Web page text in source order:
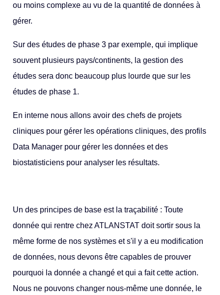
ou moins complexe au vu de la quantité de données à
gérer.
Sur des études de phase 3 par exemple, qui implique
souvent plusieurs pays/continents, la gestion des
études sera donc beaucoup plus lourde que sur les
études de phase 1.
En interne nous allons avoir des chefs de projets
cliniques pour gérer les opérations cliniques, des profils
Data Manager pour gérer les données et des
biostatisticiens pour analyser les résultats.
Un des principes de base est la traçabilité : Toute
donnée qui rentre chez ATLANSTAT doit sortir sous la
même forme de nos systèmes et s'il y a eu modification
de données, nous devons être capables de prouver
pourquoi la donnée a changé et qui a fait cette action.
Nous ne pouvons changer nous-même une donnée, le